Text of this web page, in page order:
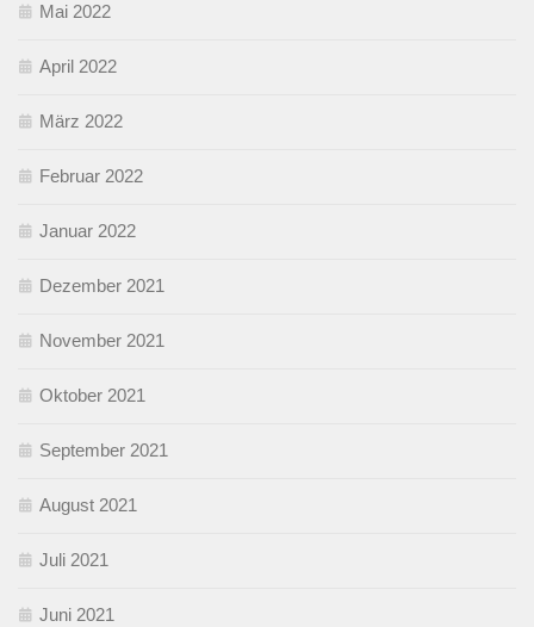
Mai 2022
April 2022
März 2022
Februar 2022
Januar 2022
Dezember 2021
November 2021
Oktober 2021
September 2021
August 2021
Juli 2021
Juni 2021